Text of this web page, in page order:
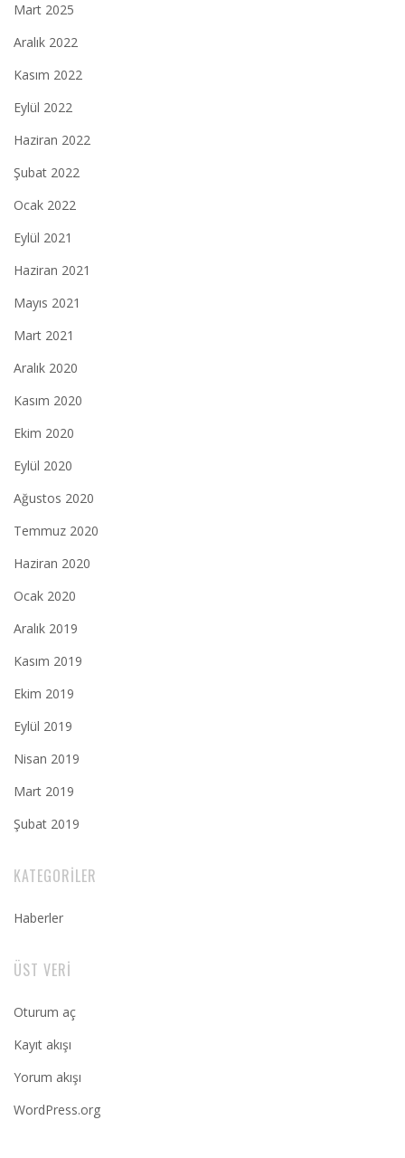
Mart 2025
Aralık 2022
Kasım 2022
Eylül 2022
Haziran 2022
Şubat 2022
Ocak 2022
Eylül 2021
Haziran 2021
Mayıs 2021
Mart 2021
Aralık 2020
Kasım 2020
Ekim 2020
Eylül 2020
Ağustos 2020
Temmuz 2020
Haziran 2020
Ocak 2020
Aralık 2019
Kasım 2019
Ekim 2019
Eylül 2019
Nisan 2019
Mart 2019
Şubat 2019
KATEGORILER
Haberler
ÜST VERI
Oturum aç
Kayıt akışı
Yorum akışı
WordPress.org